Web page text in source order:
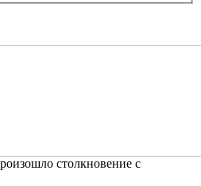
столкновение с